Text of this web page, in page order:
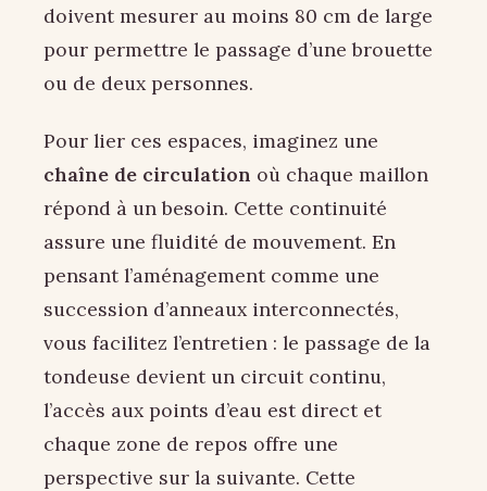
doivent mesurer au moins 80 cm de large
pour permettre le passage d’une brouette
ou de deux personnes.
Pour lier ces espaces, imaginez une
chaîne de circulation où chaque maillon
répond à un besoin. Cette continuité
assure une fluidité de mouvement. En
pensant l’aménagement comme une
succession d’anneaux interconnectés,
vous facilitez l’entretien : le passage de la
tondeuse devient un circuit continu,
l’accès aux points d’eau est direct et
chaque zone de repos offre une
perspective sur la suivante. Cette